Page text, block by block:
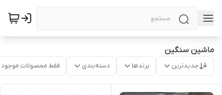
ماشین سنگین
جدیدترین برندها دسته‌بندی فقط محصولات موجود